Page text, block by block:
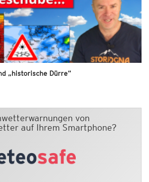
„historische Dürre“
von
auf Ihrem Smartphone?